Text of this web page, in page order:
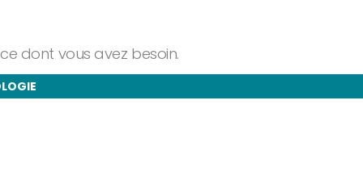
dont vous avez besoin.